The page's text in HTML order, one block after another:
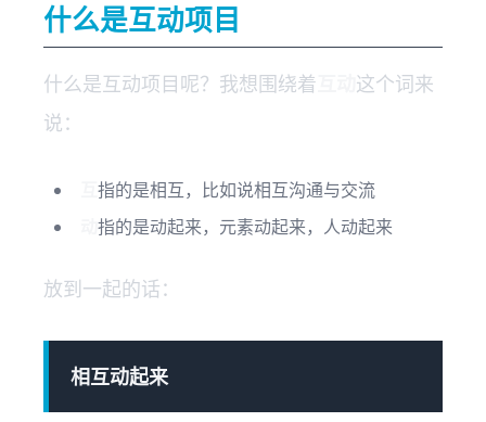
什么是互动项目
什么是互动项目呢？我想围绕着
这个词来
说：
指的是相互，比如说相互沟通与交流
指的是动起来，元素动起来，人动起来
放到一起的话：
相互动起来